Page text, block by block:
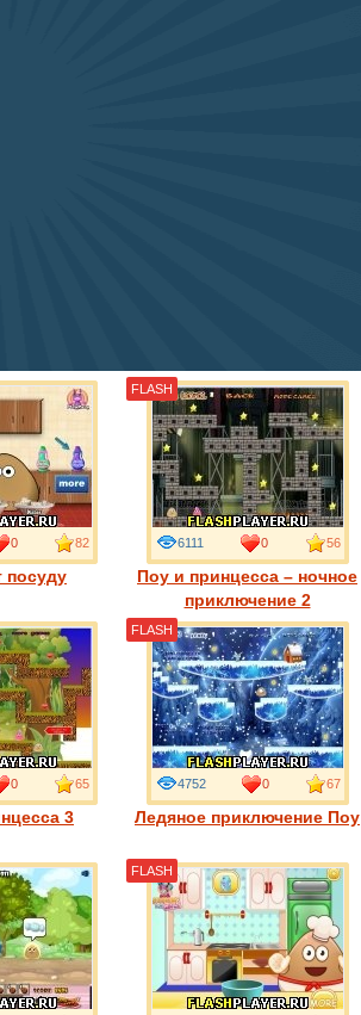
посуду
0 82
Поу и принцесса – ночное
приключение 2
6111 0 56
FLASH
3
0 65
Ледяное приключение Поу
4752 0 67
FLASH
FLASH